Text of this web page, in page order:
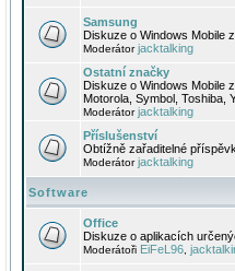
Samsung
Diskuze o Windows Mobile
Moderátorjacktalking
Ostatní značky
Diskuze o Windows Mobile
Motorola, Symbol, Toshiba,
Moderátorjacktalking
Příslušenství
Obtížně zařaditelné
Moderátorjacktalking
Software
Office
Diskuze o aplikacích
Moderátoři EiFeL96